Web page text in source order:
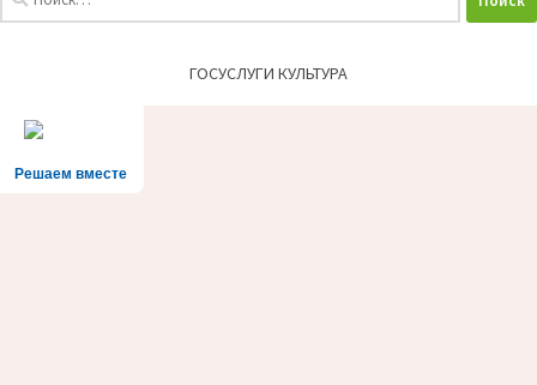
ГОСУСЛУГИ КУЛЬТУРА
Решаем вместе